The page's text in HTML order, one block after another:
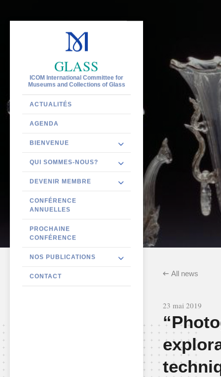
GLASS
ICOM International Committee for
Museums and Collections of Glass
ACTUALITÉS
AGENDA
BIENVENUE
QUI SOMMES-NOUS?
DEVENIR MEMBRE
CONFÉRENCE
ANNUELLES
PROCHAINE
CONFÉRENCE
NOS PUBLICATIONS
CONTACT All news
23 mai 2019